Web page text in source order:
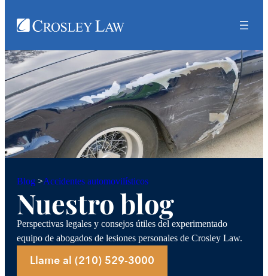
Blog >Accidentes automovilísticos
Nuestro blog
Perspectivas legales y consejos útiles del experimentado
equipo de abogados de lesiones personales de Crosley Law.
Llame al (210) 529-3000